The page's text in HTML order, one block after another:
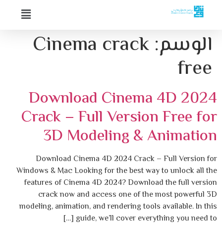
الوسم: Cinema crack
free
Download Cinema 4D 2024
Crack – Full Version Free for
3D Modeling & Animation
Download Cinema 4D 2024 Crack – Full Version for
Windows & Mac Looking for the best way to unlock all the
features of Cinema 4D 2024? Download the full version
crack now and access one of the most powerful 3D
modeling, animation, and rendering tools available. In this
guide, we’ll cover everything you need to […]